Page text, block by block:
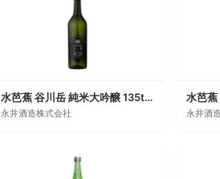
水芭蕉 谷川岳 純米大吟醸 135th Anniversary Assemblage
永井酒造株式会社 永井酒